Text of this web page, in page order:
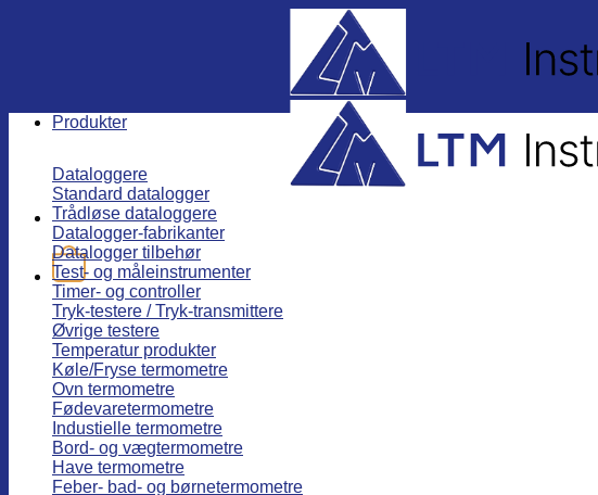
Produkter
Dataloggere
Standard datalogger
Trådløse dataloggere
Datalogger-fabrikanter
Datalogger tilbehør
Test- og måleinstrumenter
Timer- og controller
Tryk-testere / Tryk-transmittere
Øvrige testere
Temperatur produkter
Køle/Fryse termometre
Ovn termometre
Fødevaretermometre
Industielle termometre
Bord- og vægtermometre
Have termometre
Feber- bad- og børnetermometre